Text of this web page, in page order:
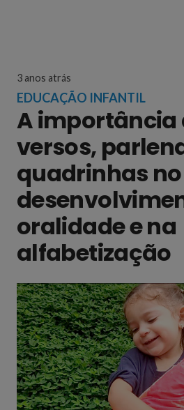
3 anos atrás
EDUCAÇÃO INFANTIL
A importância
versos,
quadrinhas no
oralidade e na
alfabetização